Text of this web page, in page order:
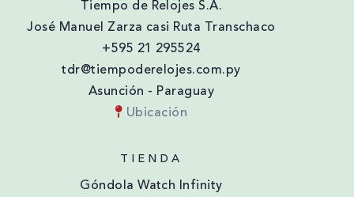
Tiempo de Relojes S.A.
José Manuel Zarza casi Ruta Transchaco
+595 21 295524
tdr@tiempoderelojes.com.py
Asunción - Paraguay
Ubicación
TIENDA
Góndola Watch Infinity